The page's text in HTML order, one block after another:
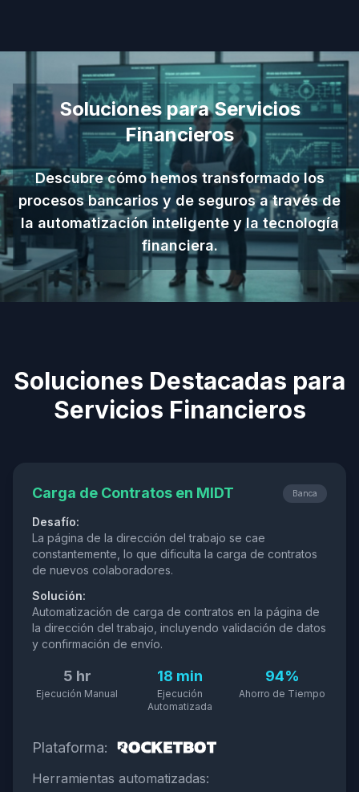
Soluciones para Servicios
Financieros
Descubre cómo hemos transformado los
procesos bancarios y de seguros a través de
la automatización inteligente y la tecnología
financiera.
Soluciones Destacadas para
Servicios Financieros
Carga de Contratos en MIDT Banca
Desafío:
La página de la dirección del trabajo se cae
constantemente, lo que dificulta la carga de contratos
de nuevos colaboradores.
Solución:
Automatización de carga de contratos en la página de
la dirección del trabajo, incluyendo validación de datos
y confirmación de envío.
5 hr
Ejecución Manual
18 min
Ejecución
Automatizada
94%
Ahorro de Tiempo
Plataforma:
Herramientas automatizadas: